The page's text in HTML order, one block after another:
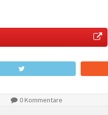
0 Kommentare